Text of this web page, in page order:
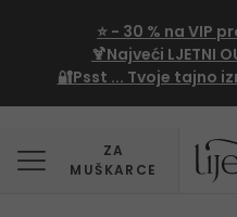
⭐ - 30 % na VIP
🍹Najveći LJETNI
🔐Psst ... Tvoje tajno
ZA
MUŠKARCE